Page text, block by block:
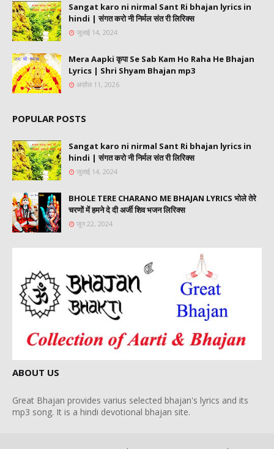
Sangat karo ni nirmal Sant Ri bhajan lyrics in
hindi | संगत करो नी निर्मल संत री लिरिक्स
जुलाई 14, 2024
Mera Aapki कृपा Se Sab Kam Ho Raha He Bhajan
Lyrics | Shri Shyam Bhajan mp3
अप्रैल 11, 2026
POPULAR POSTS
Sangat karo ni nirmal Sant Ri bhajan lyrics in
hindi | संगत करो नी निर्मल संत री लिरिक्स
जुलाई 14, 2024
BHOLE TERE CHARANO ME BHAJAN LYRICS भोले तेरे
चरणों में हमने दे दी अर्जी शिव भजन लिरिक्स
जून 22, 2024
ABOUT US
Great Bhajan provides varius selected bhajan's lyrics and its
mp3 song. It is a hindi devotional bhajan site.